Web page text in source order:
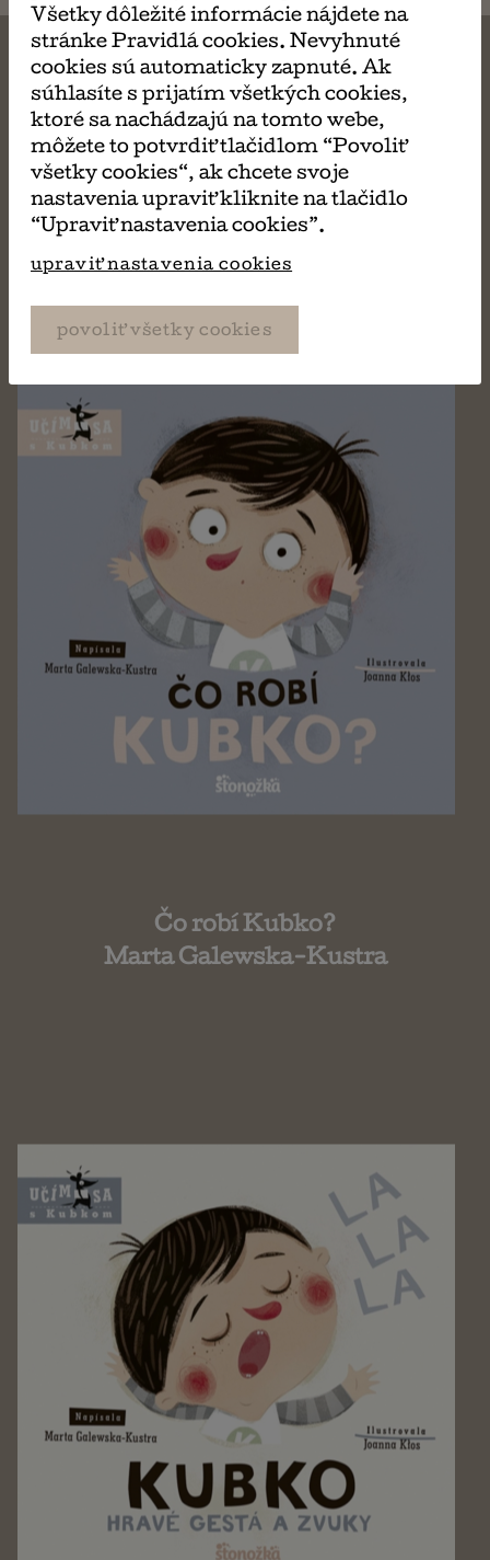
MÔŽE SA VÁM TIEŽ
PÁČIŤ
Čo robí Kubko?
Marta Galewska-Kustra
Všetky dôležité informácie nájdete na
stránke Pravidlá cookies. Nevyhnuté
cookies sú automaticky zapnuté. Ak
súhlasíte s prijatím všetkých cookies,
ktoré sa nachádzajú na tomto webe,
môžete to potvrdiť tlačidlom “Povoliť
všetky cookies“, ak chcete svoje
nastavenia upraviť kliknite na tlačidlo
“Upraviť nastavenia cookies”.
upraviť nastavenia cookies
povoliť všetky cookies